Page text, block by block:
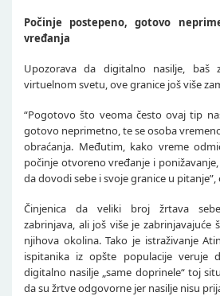
Počinje postepeno, gotovo
vređanja
Upozorava da digitalno nasilje,
virtuelnom svetu, ove granice još više
“Pogotovo što veoma često ovaj tip
gotovo neprimetno, te se osoba
obraćanja. Međutim, kako vreme
počinje otvoreno vređanje i
da dovodi sebe i svoje granice u
Činjenica da veliki broj žrtava
zabrinjava, ali još više je zabrinjavajuće
njihova okolina. Tako je istraživanje
ispitanika iz opšte populacije veruje
digitalno nasilje „same doprinele“ toj
da su žrtve odgovorne jer nasilje nisu